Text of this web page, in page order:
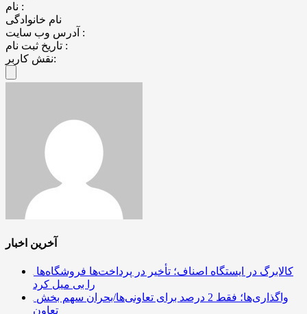
نام :
نام خانوادگی
آدرس وب سایت :
تاریخ ثبت نام :
نقش کاربر:
آخرین اخبار
کالابرگ در ایستگاه اصناف؛ تأخیر در پرداخت‌ها فروشگاه‌ها
را بی میل کرد
واگذاری‌ها؛ فقط 2 درصد برای تعاونی‌ها/بحران سهم بخش
تعاون